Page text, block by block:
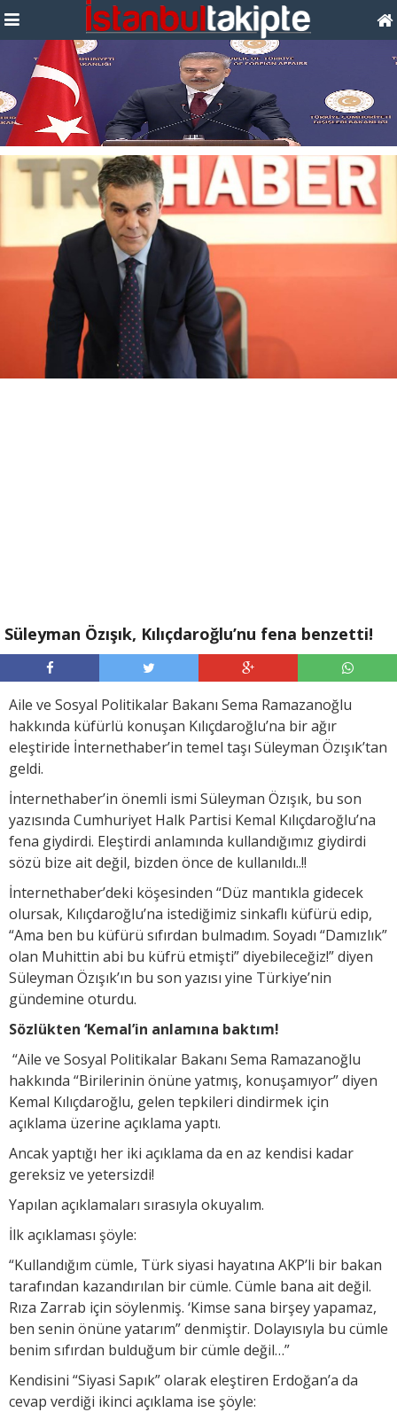
Süleyman Özışık, Kılıçdaroğlu’nu fena benzetti!
Aile ve Sosyal Politikalar Bakanı Sema Ramazanoğlu
hakkında küfürlü konuşan Kılıçdaroğlu’na bir ağır
eleştiride İnternethaber’in temel taşı Süleyman Özışık’tan
geldi.
İnternethaber’in önemli ismi Süleyman Özışık, bu son
yazısında Cumhuriyet Halk Partisi Kemal Kılıçdaroğlu’na
fena giydirdi. Eleştirdi anlamında kullandığımız giydirdi
sözü bize ait değil, bizden önce de kullanıldı..!!
İnternethaber’deki köşesinden “Düz mantıkla gidecek
olursak, Kılıçdaroğlu’na istediğimiz sinkaflı küfürü edip,
“Ama ben bu küfürü sıfırdan bulmadım. Soyadı “Damızlık”
olan Muhittin abi bu küfrü etmişti” diyebileceğiz!” diyen
Süleyman Özışık’ın bu son yazısı yine Türkiye’nin
gündemine oturdu.
Sözlükten ‘Kemal’in anlamına baktım!
“Aile ve Sosyal Politikalar Bakanı Sema Ramazanoğlu
hakkında “Birilerinin önüne yatmış, konuşamıyor” diyen
Kemal Kılıçdaroğlu, gelen tepkileri dindirmek için
açıklama üzerine açıklama yaptı.
Ancak yaptığı her iki açıklama da en az kendisi kadar
gereksiz ve yetersizdi!
Yapılan açıklamaları sırasıyla okuyalım.
İlk açıklaması şöyle:
“Kullandığım cümle, Türk siyasi hayatına AKP’li bir bakan
tarafından kazandırılan bir cümle. Cümle bana ait değil.
Rıza Zarrab için söylenmiş. ‘Kimse sana birşey yapamaz,
ben senin önüne yatarım” denmiştir. Dolayısıyla bu cümle
benim sıfırdan bulduğum bir cümle değil…”
Kendisini “Siyasi Sapık” olarak eleştiren Erdoğan’a da
cevap verdiği ikinci açıklama ise şöyle: